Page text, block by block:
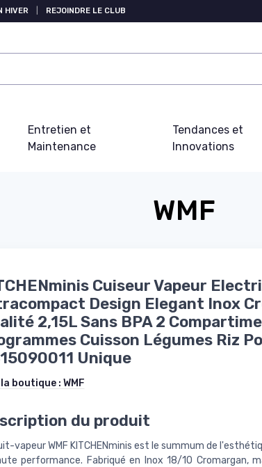
HIVER REJOINDRE LE CLUB
Entretien et
Maintenance
Tendances et
Innovations
WMF
Cuiseur Vapeur
Design Elegant Inox
2,15L Sans BPA 2
Cuisson Légumes Riz
Unique
boutique : WMF
du produit
vapeur WMF KITCHENminis est le summum de
performance. Fabriqué en Inox 18/10 Cromargan,